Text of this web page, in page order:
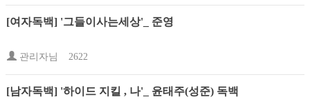
[여자독백] '그들이사는세상'_ 준영
관리자님 2622
[남자독백] '하이드 지킬 , 나'_ 윤태주(성준) 독백